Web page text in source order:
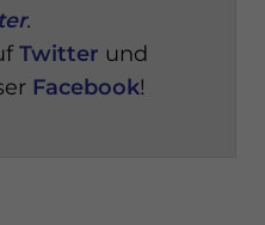
.
Twitter und
Facebook!